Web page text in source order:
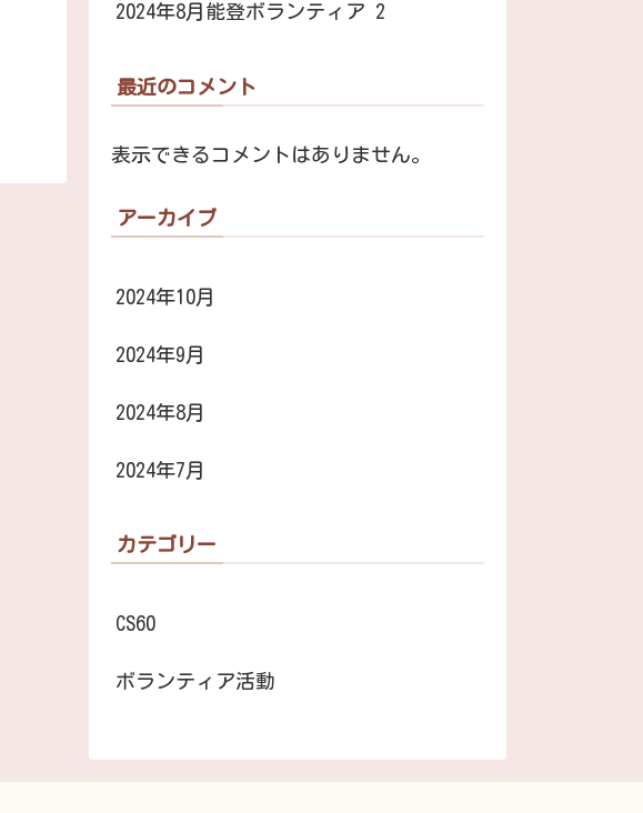
2024年8月能登ボランティア 2
最近のコメント
表示できるコメントはありません。
アーカイブ
2024年10月
2024年9月
2024年8月
2024年7月
カテゴリー
CS60
ボランティア活動